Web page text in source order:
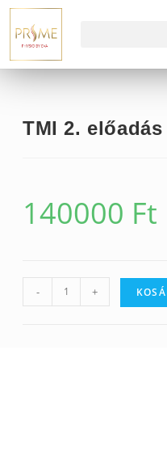
TMI 2.
140000 Ft
- +